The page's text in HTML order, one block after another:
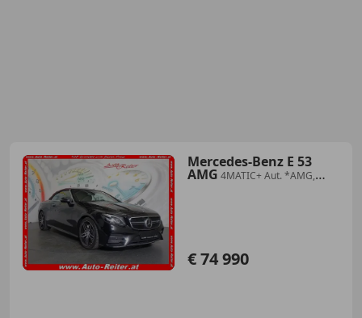
Mercedes-Benz E 53
AMG 4MATIC+ Aut. *AMG,
€ 74 990